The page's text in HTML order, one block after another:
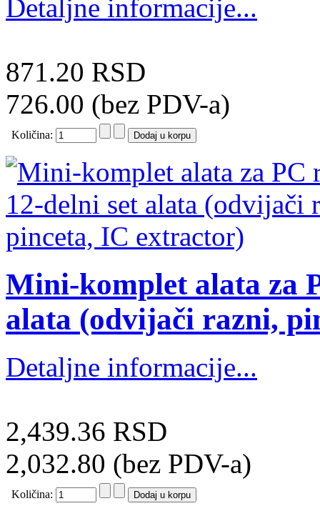
Detaljne informacije...
871.20 RSD
726.00 (bez PDV-a)
Količina:
Mini-komplet alata za
alata (odvijači razni,
Detaljne informacije...
2,439.36 RSD
2,032.80 (bez PDV-a)
Količina: